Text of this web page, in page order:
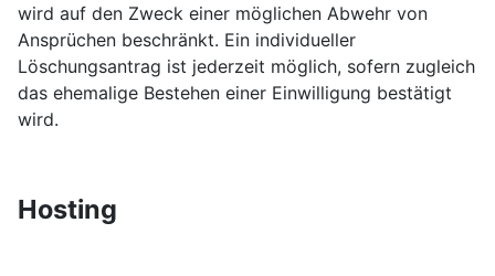
wird auf den Zweck einer möglichen Abwehr von
Ansprüchen beschränkt. Ein individueller
Löschungsantrag ist jederzeit möglich, sofern zugleich
das ehemalige Bestehen einer Einwilligung bestätigt
wird.
Hosting